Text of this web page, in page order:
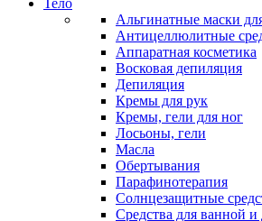
Тело
Альгинатные маски
Антицеллюлитные
Аппаратная косметика
Восковая депиляция
Депиляция
Кремы для рук
Кремы, гели для ног
Лосьоны, гели
Масла
Обертывания
Парафинотерапия
Солнцезащитные
Средства для ванной и